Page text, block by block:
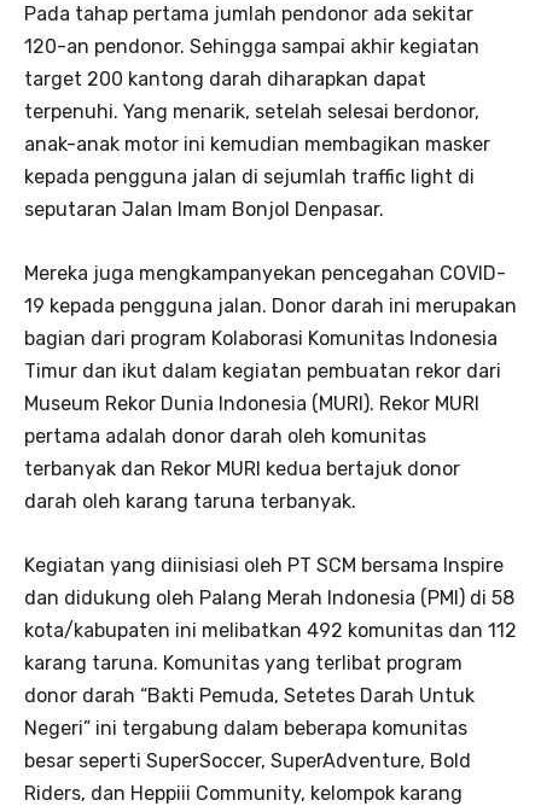
Pada tahap pertama jumlah pendonor ada sekitar
120-an pendonor. Sehingga sampai akhir kegiatan
target 200 kantong darah diharapkan dapat
terpenuhi. Yang menarik, setelah selesai berdonor,
anak-anak motor ini kemudian membagikan masker
kepada pengguna jalan di sejumlah traffic light di
seputaran Jalan Imam Bonjol Denpasar.
Mereka juga mengkampanyekan pencegahan COVID-
19 kepada pengguna jalan. Donor darah ini merupakan
bagian dari program Kolaborasi Komunitas Indonesia
Timur dan ikut dalam kegiatan pembuatan rekor dari
Museum Rekor Dunia Indonesia (MURI). Rekor MURI
pertama adalah donor darah oleh komunitas
terbanyak dan Rekor MURI kedua bertajuk donor
darah oleh karang taruna terbanyak.
Kegiatan yang diinisiasi oleh PT SCM bersama Inspire
dan didukung oleh Palang Merah Indonesia (PMI) di 58
kota/kabupaten ini melibatkan 492 komunitas dan 112
karang taruna. Komunitas yang terlibat program
donor darah “Bakti Pemuda, Setetes Darah Untuk
Negeri” ini tergabung dalam beberapa komunitas
besar seperti SuperSoccer, SuperAdventure, Bold
Riders, dan Heppiii Community, kelompok karang